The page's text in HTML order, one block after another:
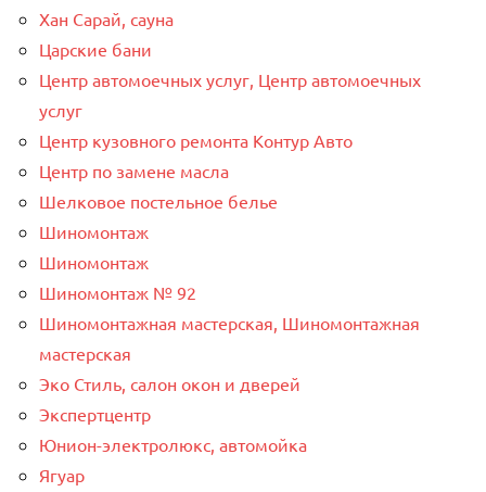
Хан Сарай, сауна
Царские бани
Центр автомоечных услуг, Центр автомоечных
услуг
Центр кузовного ремонта Контур Авто
Центр по замене масла
Шелковое постельное белье
Шиномонтаж
Шиномонтаж
Шиномонтаж № 92
Шиномонтажная мастерская, Шиномонтажная
мастерская
Эко Стиль, салон окон и дверей
Экспертцентр
Юнион-электролюкс, автомойка
Ягуар